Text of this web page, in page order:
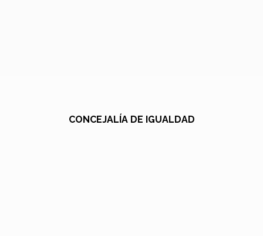
CONCEJALÍA DE IGUALDAD